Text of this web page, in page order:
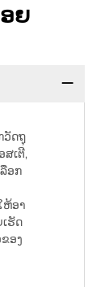
ຍ
ວັດຖຸ
ສເຕີ,
ອກ
ຫ້ອາ
ຮັດ
ອງ